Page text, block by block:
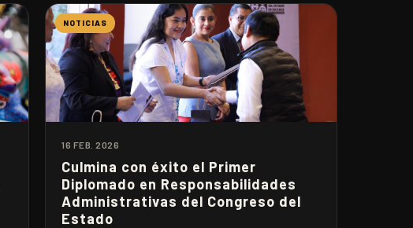
NOTICIAS
16 FEB. 2026
Culmina con éxito el Primer
Diplomado en Responsabilidades
Administrativas del Congreso del
Estado